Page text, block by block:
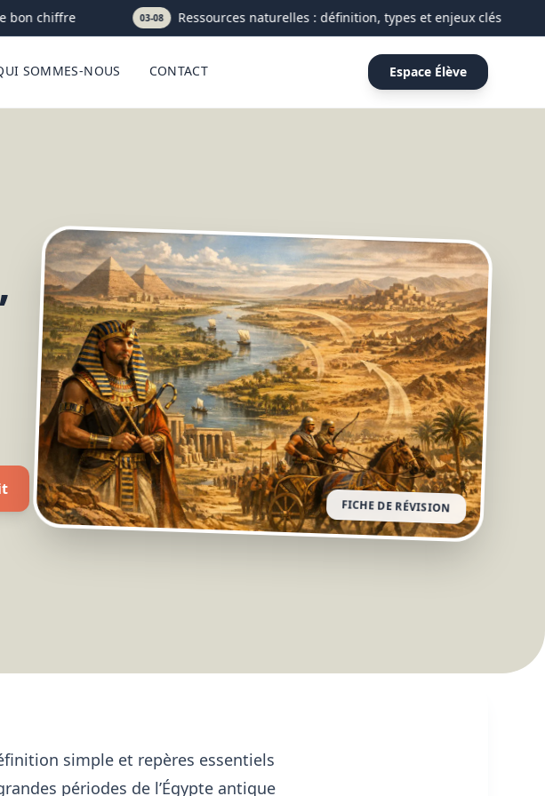
chiffre 03-08 Ressources naturelles : définition, types et enjeux clés
SOMMES-NOUS CONTACT Espace Élève
FICHE DE RÉVISION
simple et repères essentiels
périodes de l’Égypte antique